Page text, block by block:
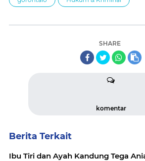
SHARE
komentar
Berita Terkait
Ibu Tiri dan Ayah Kandung Tega